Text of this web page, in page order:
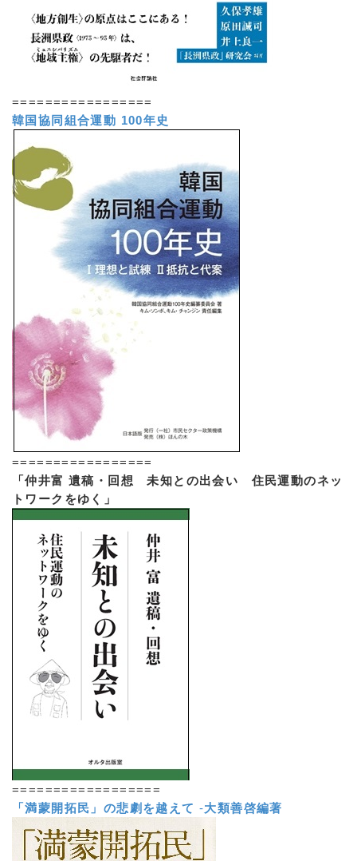
=================
韓国協同組合運動 100年史
=================
「仲井富 遺稿・回想 未知との出会い 住民運動のネッ
トワークをゆく」
==================
「満蒙開拓民」の悲劇を越えて -大類善啓編著